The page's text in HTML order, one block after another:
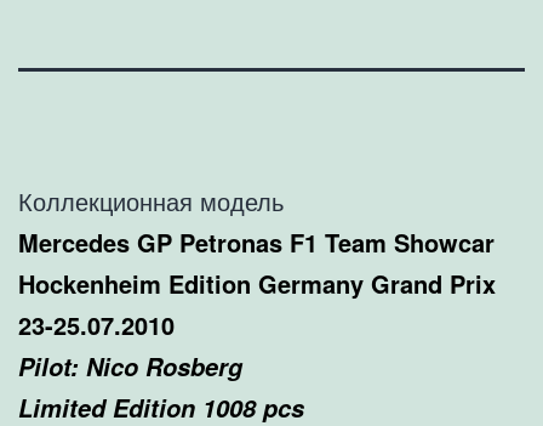
Коллекционная модель
Mercedes GP Petronas F1 Team Showcar
Hockenheim Edition Germany Grand Prix
23-25.07.2010
Pilot: Nico Rosberg
Limited Edition 1008 pcs